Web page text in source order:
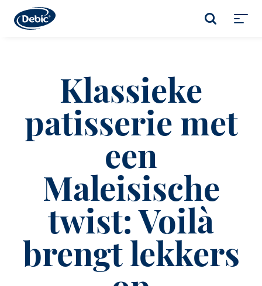
main
ZOEKEN
Klassieke
patisserie met
een
Maleisische
twist: Voilà
brengt lekkers